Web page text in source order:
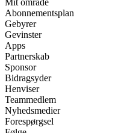
Abonnementsplan
Gebyrer
Gevinster
Apps
Partnerskab
Sponsor
Bidragsyder
Henviser
Teammedlem
Nyhedsmedier
Forespørgsel